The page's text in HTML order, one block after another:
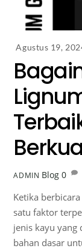
Agustus 19,
ADMIN Blog 0
Ketika
satu faktor
jenis kayu yang
bahan dasar